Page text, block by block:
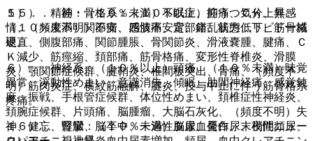
１５）． 筋・骨格系：（１０％以上）筋痛、ＣＫ上昇、
（１０％未満）関節痛、四肢痛、背部痛、筋力低下、筋骨格
硬直、側腹部痛、関節腫脹、骨関節炎、滑液嚢腫、腱痛、Ｃ
Ｋ減少、筋痙縮、頚部痛、筋骨格痛、変形性脊椎炎、滑膜
炎、顎関節症候群、腱鞘炎、椎間板突出、骨痛、（頻度不
明）筋肉炎症、横紋筋融解、腱炎、投与中止に伴う筋骨格系
疼痛。
１６）． 腎臓：（１０％未満）血尿、蛋白尿、夜間頻尿、
５）． 精神：（１０％未満）不眠症、抑うつ気分、無感
情、（頻度不明）不安、感情不安定、錯乱状態、リビドー減
退。
６）． 神経系：（１０％以上）頭痛、（１０％未満）味覚
異常、浮動性めまい、意識消失、傾眠、肋間神経痛、感覚鈍
麻、振戦、手根管症候群、体位性めまい、頚椎症性神経炎、
頚腕症候群、片頭痛、脳腫瘤、大脳石灰化、（頻度不明）失
神、健忘、痙攣、脳卒中、一過性脳虚血発作、末梢性ニュー